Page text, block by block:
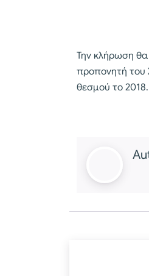
Την κλήρωση
προπονητή του
θεσμού το